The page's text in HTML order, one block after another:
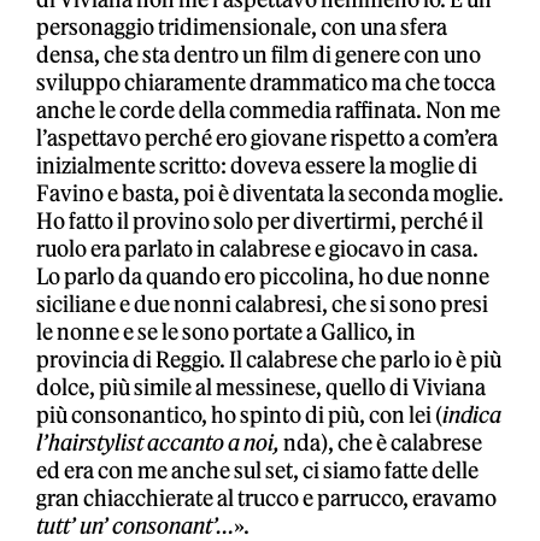
personaggio tridimensionale, con una sfera
densa, che sta dentro un film di genere con uno
sviluppo chiaramente drammatico ma che tocca
anche le corde della commedia raffinata. Non me
l’aspettavo perché ero giovane rispetto a com’era
inizialmente scritto: doveva essere la moglie di
Favino e basta, poi è diventata la seconda moglie.
Ho fatto il provino solo per divertirmi, perché il
ruolo era parlato in calabrese e giocavo in casa.
Lo parlo da quando ero piccolina, ho due nonne
siciliane e due nonni calabresi, che si sono presi
le nonne e se le sono portate a Gallico, in
provincia di Reggio. Il calabrese che parlo io è più
dolce, più simile al messinese, quello di Viviana
più consonantico, ho spinto di più, con lei (indica
l’hairstylist accanto a noi,nda), che è calabrese
ed era con me anche sul set, ci siamo fatte delle
gran chiacchierate al trucco e parrucco, eravamo
tutt’ un’ consonant’…».